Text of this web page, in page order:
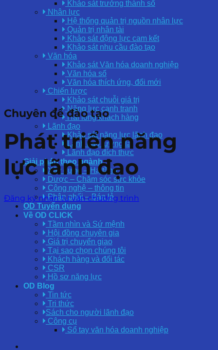
Khảo sát trưởng thành số
Nhân lực
Hệ thống quản trị nguồn nhân lực
Quản trị nhân tài
Khảo sát động lực cam kết
Khảo sát nhu cầu đào tạo
Văn hóa
Khảo sát Văn hóa doanh nghiệp
Văn hóa số
Văn hóa thích ứng, đổi mới
Chiến lược
Khảo sát chuỗi giá trị
Năng lực cạnh tranh
Hài lòng khách hàng
Lãnh đạo
Khảo sát năng lực lãnh đạo
Lãnh đạo tương lai
Lãnh đạo đích thực
Giải pháp theo ngành
Xây dựng – Hạ tầng
Dược – Chăm sóc sức khỏe
Công nghệ – thông tin
Phân phối – Bán lẻ
OD Tuyển dụng
Về OD CLICK
Tầm nhìn và Sứ mệnh
Hội đồng chuyên gia
Giá trị chuyển giao
Tại sao chọn chúng tôi
Khách hàng và đối tác
CSR
Hồ sơ năng lực
OD Blog
Tin tức
Tri thức
Sách cho người lãnh đạo
Công cụ
Sổ tay văn hóa doanh nghiệp
Chuyên đề đào tạo
Phát triển năng
lực lãnh đạo
Đăng ký nhận tư vấn chương trình